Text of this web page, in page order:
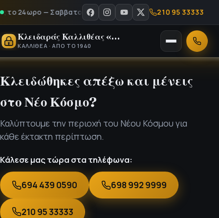
24ωρο — Σαββατοκύριακα & αργίες - Καλέστε μας στο 210
210 95 33333
Κλειδαράς Καλλιθέας «Ο Νίκος»
ΚΑΛΛΙΘΈΑ · ΑΠΌ ΤΟ 1940
Άνοιγμα
μενού
Κλήση
Κλειδώθηκες απέξω και μένεις
στο Νέο Κόσμο?
Καλύπτουμε την περιοχή του Νέου Κόσμου για
κάθε έκτακτη περίπτωση.
Κάλεσε μας τώρα στα τηλέφωνα:
694 439 0590 698 992 9999
210 95 33333